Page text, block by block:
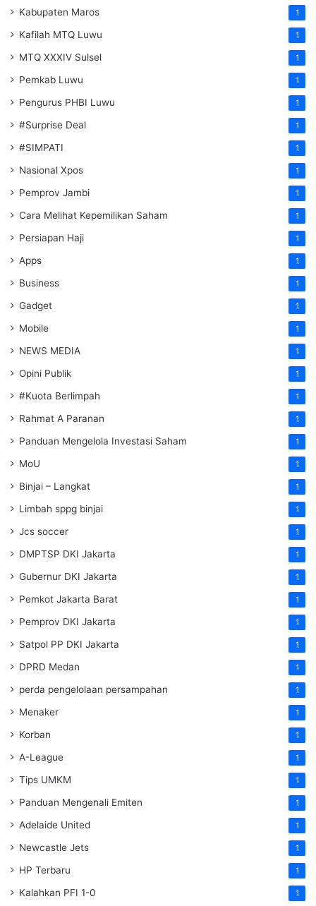
Kabupaten Maros 1
Kafilah MTQ Luwu 1
MTQ XXXIV Sulsel 1
Pemkab Luwu 1
Pengurus PHBI Luwu 1
#Surprise Deal 1
#SIMPATI 1
Nasional Xpos 1
Pemprov Jambi 1
Cara Melihat Kepemilikan Saham 1
Persiapan Haji 1
Apps 1
Business 1
Gadget 1
Mobile 1
NEWS MEDIA 1
Opini Publik 1
#Kuota Berlimpah 1
Rahmat A Paranan 1
Panduan Mengelola Investasi Saham 1
MoU 1
Binjai – Langkat 1
Limbah sppg binjai 1
Jcs soccer 1
DMPTSP DKI Jakarta 1
Gubernur DKI Jakarta 1
Pemkot Jakarta Barat 1
Pemprov DKI Jakarta 1
Satpol PP DKI Jakarta 1
DPRD Medan 1
perda pengelolaan persampahan 1
Menaker 1
Korban 1
A-League 1
Tips UMKM 1
Panduan Mengenali Emiten 1
Adelaide United 1
Newcastle Jets 1
HP Terbaru 1
Kalahkan PFI 1-0 1